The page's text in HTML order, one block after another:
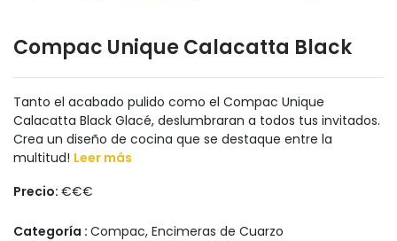
Compac Unique Calacatta Black
Tanto el acabado pulido como el Compac Unique
Calacatta Black Glacé, deslumbraran a todos tus invitados.
Crea un diseño de cocina que se destaque entre la
multitud! Leer más
Precio: €€€
Categoría : Compac, Encimeras de Cuarzo